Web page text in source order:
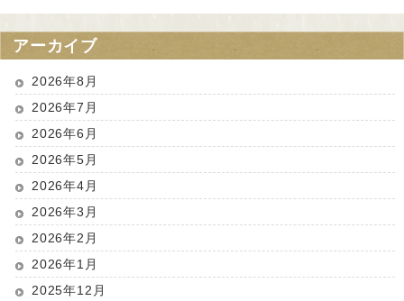
アーカイブ
2026年8月
2026年7月
2026年6月
2026年5月
2026年4月
2026年3月
2026年2月
2026年1月
2025年12月